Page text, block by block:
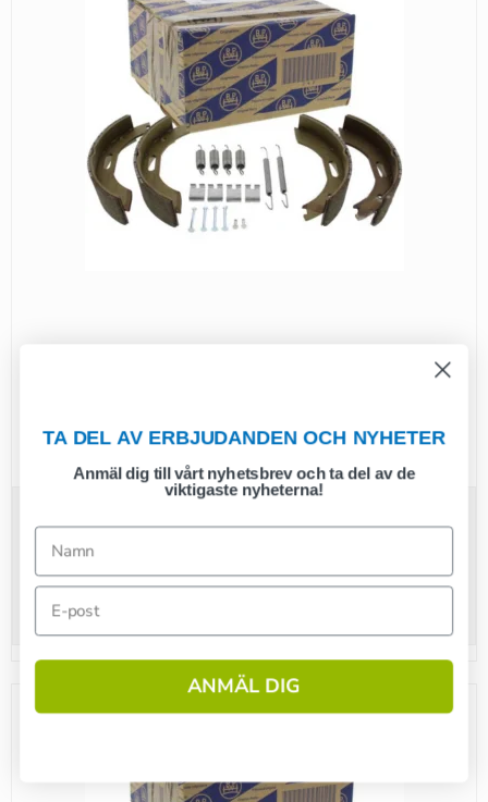
Backset BPW s2005-7 200x50 mm original
900,00 SEK
(inkl. moms)
Visa produkten
TA DEL AV ERBJUDANDEN OCH NYHETER
Anmäl dig till vårt nyhetsbrev och ta del av de
viktigaste nyheterna!
ANMÄL DIG